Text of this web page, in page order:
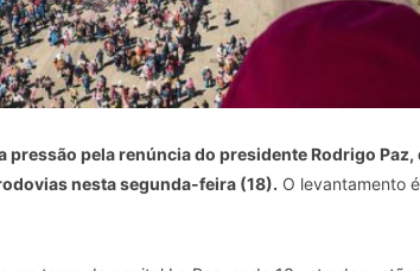
pressão pela renúncia do presidente Rodrigo Paz,
nesta segunda-feira (18). O levantamento